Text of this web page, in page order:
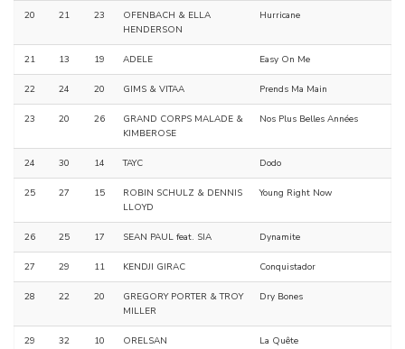
20 21 23
OFENBACH & ELLA
HENDERSON
Hurricane
21 13 19 ADELE Easy On Me
22 24 20 GIMS & VITAA Prends Ma Main
23 20 26
GRAND CORPS MALADE &
KIMBEROSE
Nos Plus Belles Années
24 30 14 TAYC Dodo
25 27 15
ROBIN SCHULZ & DENNIS
LLOYD
Young Right Now
26 25 17 SEAN PAUL feat. SIA Dynamite
27 29 11 KENDJI GIRAC Conquistador
28 22 20
GREGORY PORTER & TROY
MILLER
Dry Bones
29 32 10 ORELSAN La Quête